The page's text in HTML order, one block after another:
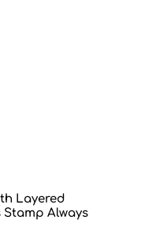
Layered
Always